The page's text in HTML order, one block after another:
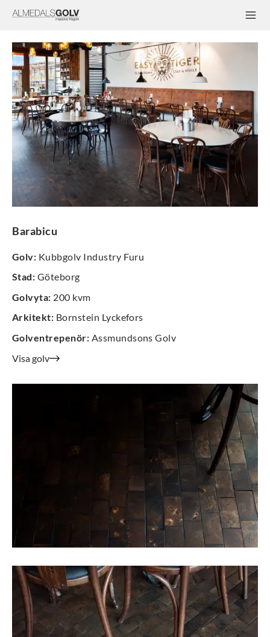
Barabicu
Golv: Kubbgolv Industry Furu
Stad: Göteborg
Golvyta: 200 kvm
Arkitekt: Bornstein Lyckefors
Golventrepenör: Assmundsons Golv
Visa golv